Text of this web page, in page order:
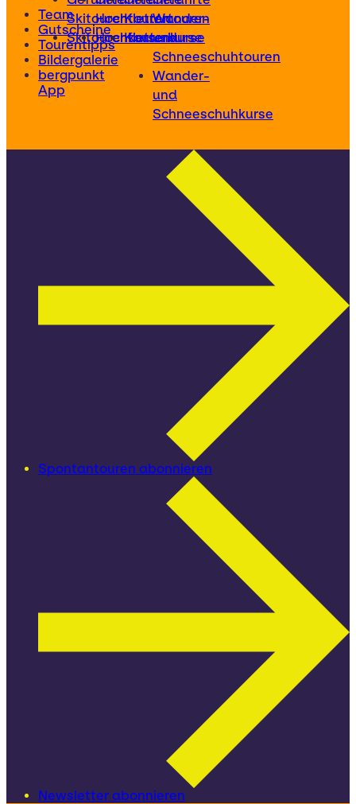
Team
Gutscheine
Tourentipps
Bildergalerie
bergpunkt
App
Skitouren
Skitourenkurse
Hochtouren
Hochtourenkurse
Klettertouren
Kletterkurse
Wander-
und
Schneeschuhtouren
Wander-
und
Schneeschuhkurse
Spontantouren abonnieren
Newsletter abonnieren